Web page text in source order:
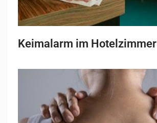
Keimalarm im Hotelzimmer